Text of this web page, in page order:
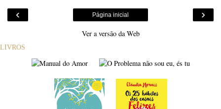
‹ ›
Página inicial
Ver a versão da Web
LIVROS